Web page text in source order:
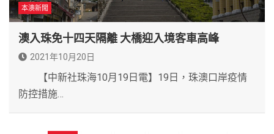
本澳新聞
澳入珠免十四天隔離 大橋迎入境客車高峰
2021年10月20日
【中新社珠海10月19日電】19日，珠澳口岸疫情
防控措施…